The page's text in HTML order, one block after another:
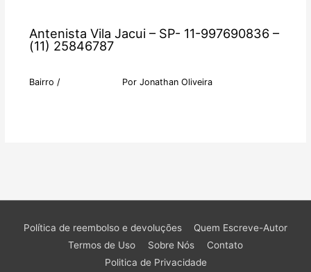
Antenista Vila Jacui – SP- 11-997690836 –
(11) 25846787
Bairro / Por Jonathan Oliveira
Política de reembolso e devoluções
Quem Escreve-Autor
Termos de Uso
Sobre Nós
Contato
Politica de Privacidade